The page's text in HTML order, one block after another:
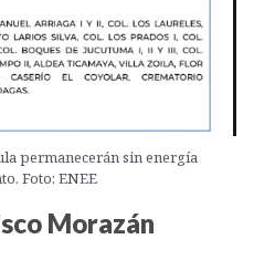
permanecerán sin energía
Foto: ENEE
Morazán